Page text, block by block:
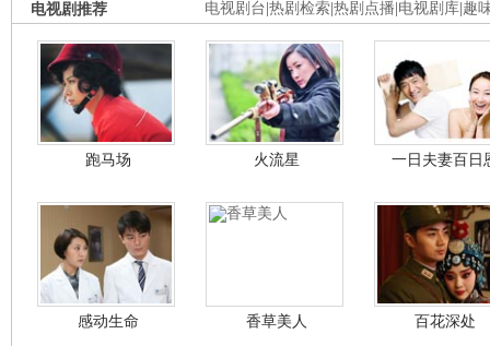
电视剧台 热剧检索 热剧点播 电视剧库 趣
电视剧推荐
跑马场 火流星 一日夫妻百日
感动生命 香草美人 百花深处